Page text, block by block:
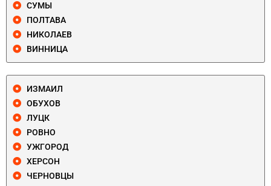
СУМЫ
ПОЛТАВА
НИКОЛАЕВ
ВИННИЦА
ИЗМАИЛ
ОБУХОВ
ЛУЦК
РОВНО
УЖГОРОД
ХЕРСОН
ЧЕРНОВЦЫ